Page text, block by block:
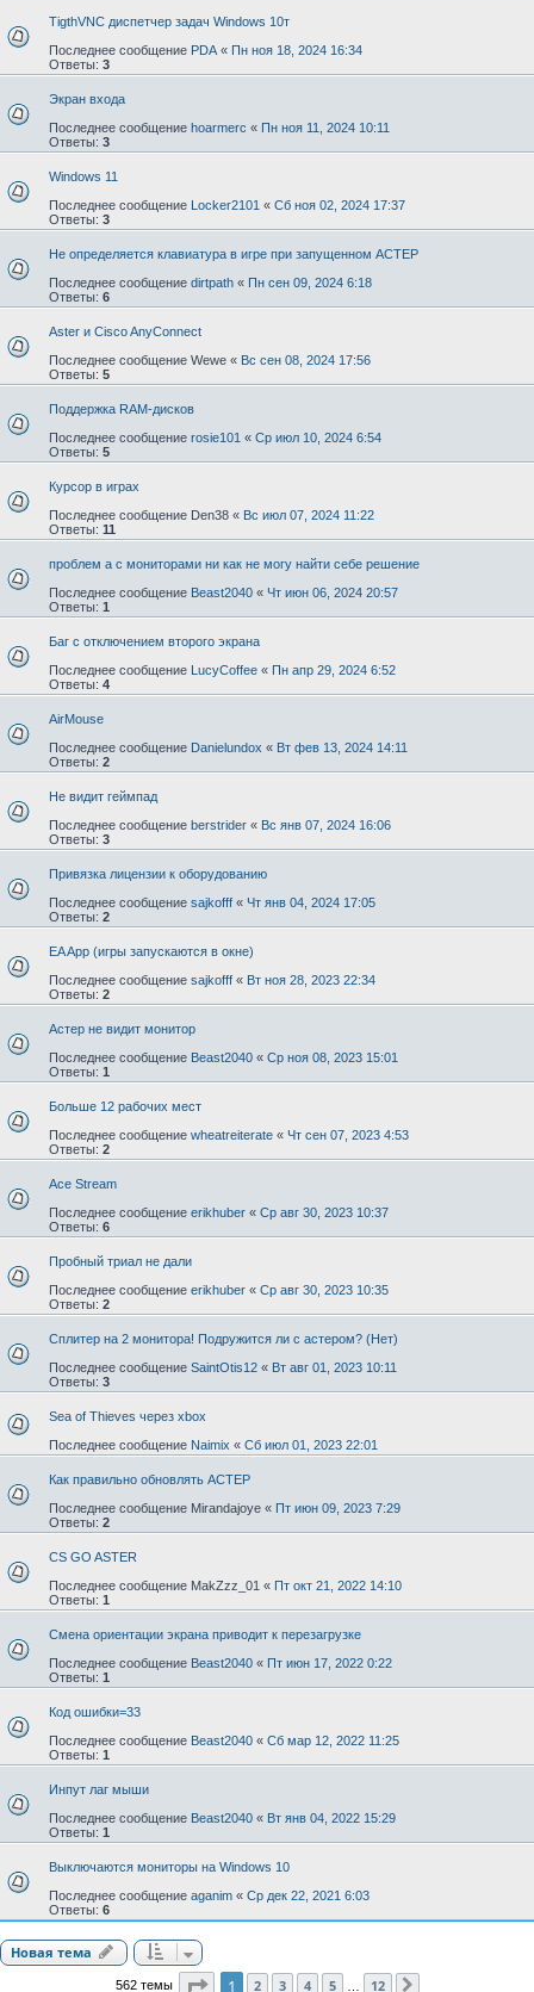
TigthVNC диспетчер задач Windows 10т
Последнее сообщение PDA « Пн ноя 18, 2024 16:34
Ответы: 3
Экран входа
Последнее сообщение hoarmerc « Пн ноя 11, 2024 10:11
Ответы: 3
Windows 11
Последнее сообщение Locker2101 « Сб ноя 02, 2024 17:37
Ответы: 3
Не определяется клавиатура в игре при запущенном АСТЕР
Последнее сообщение dirtpath « Пн сен 09, 2024 6:18
Ответы: 6
Aster и Cisco AnyConnect
Последнее сообщение Wewe « Вс сен 08, 2024 17:56
Ответы: 5
Поддержка RAM-дисков
Последнее сообщение rosie101 « Ср июл 10, 2024 6:54
Ответы: 5
Курсор в играх
Последнее сообщение Den38 « Вс июл 07, 2024 11:22
Ответы: 11
проблем а с мониторами ни как не могу найти себе решение
Последнее сообщение Beast2040 « Чт июн 06, 2024 20:57
Ответы: 1
Баг с отключением второго экрана
Последнее сообщение LucyCoffee « Пн апр 29, 2024 6:52
Ответы: 4
AirMouse
Последнее сообщение Danielundox « Вт фев 13, 2024 14:11
Ответы: 2
Не видит геймпад
Последнее сообщение berstrider « Вс янв 07, 2024 16:06
Ответы: 3
Привязка лицензии к оборудованию
Последнее сообщение sajkofff « Чт янв 04, 2024 17:05
Ответы: 2
EA App (игры запускаются в окне)
Последнее сообщение sajkofff « Вт ноя 28, 2023 22:34
Ответы: 2
Астер не видит монитор
Последнее сообщение Beast2040 « Ср ноя 08, 2023 15:01
Ответы: 1
Больше 12 рабочих мест
Последнее сообщение wheatreiterate « Чт сен 07, 2023 4:53
Ответы: 2
Ace Stream
Последнее сообщение erikhuber « Ср авг 30, 2023 10:37
Ответы: 6
Пробный триал не дали
Последнее сообщение erikhuber « Ср авг 30, 2023 10:35
Ответы: 2
Сплитер на 2 монитора! Подружится ли с астером? (Нет)
Последнее сообщение SaintOtis12 « Вт авг 01, 2023 10:11
Ответы: 3
Sea of Thieves через xbox
Последнее сообщение Naimix « Сб июл 01, 2023 22:01
Как правильно обновлять АСТЕР
Последнее сообщение Mirandajoye « Пт июн 09, 2023 7:29
Ответы: 2
CS GO ASTER
Последнее сообщение MakZzz_01 « Пт окт 21, 2022 14:10
Ответы: 1
Смена ориентации экрана приводит к перезагрузке
Последнее сообщение Beast2040 « Пт июн 17, 2022 0:22
Ответы: 1
Код ошибки=33
Последнее сообщение Beast2040 « Сб мар 12, 2022 11:25
Ответы: 1
Инпут лаг мыши
Последнее сообщение Beast2040 « Вт янв 04, 2022 15:29
Ответы: 1
Выключаются мониторы на Windows 10
Последнее сообщение aganim « Ср дек 22, 2021 6:03
Ответы: 6
Новая тема
562 темы Страница1 из
1 2 3 4 5 12